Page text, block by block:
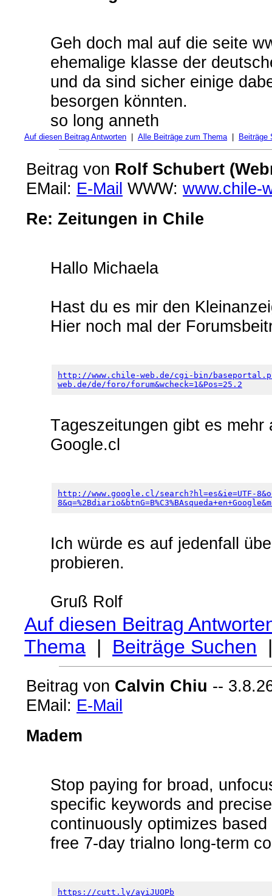
Geh doch mal auf die seite
ehemalige klasse der
und da sind sicher einige
besorgen könnten.
so long anneth
Auf diesen Beitrag Antworten Alle Beiträge zum Thema| Beiträge
Beitrag von Rolf Schubert
EMail: E-Mail WWW: www.chile-
Re: Zeitungen in Chile
Hallo Michaela
Hast du es mir den
Hier noch mal der
http://www.chile-web.de/cgi-bin/
web.de/de/foro/forum&wcheck=1&Pos=25.2
Tageszeitungen gibt es
Google.cl
http://www.google.cl/search?hl=es&ie=UTF-
Ich würde es auf jedenfall
probieren.
Gruß Rolf
Auf diesen Beitrag
Thema | Beiträge Suchen
Beitrag von Calvin Chiu --
EMail: E-Mail
Madem
Stop paying for broad,
specific keywords and
continuously optimizes
free 7-day trialno long-term
https://cutt.ly/ayiJUOPb